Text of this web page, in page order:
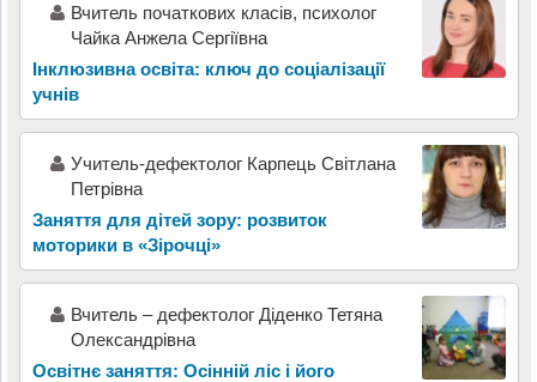
Вчитель початкових класів, психолог
Чайка Анжела Сергіївна
Інклюзивна освіта: ключ до соціалізації
учнів
Учитель-дефектолог Карпець Світлана
Петрівна
Заняття для дітей зору: розвиток
моторики в «Зірочці»
Вчитель – дефектолог Діденко Тетяна
Олександрівна
Освітнє заняття: Осінній ліс і його